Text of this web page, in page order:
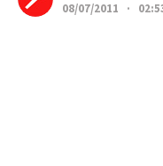
08/07/2011 ·